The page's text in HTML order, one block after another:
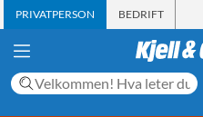
PRIVATPERSON BEDRIFT